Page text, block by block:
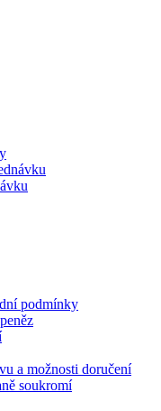
podmínky
a možnosti doručení
soukromí